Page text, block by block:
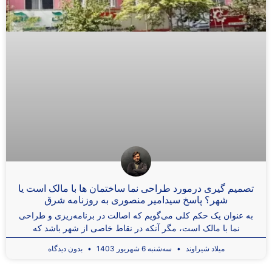
تصمیم گیری درمورد طراحی نما ساختمان ها با مالک است یا
شهر؟ پاسخ سیدامیر منصوری به روزنامه شرق
به عنوان یک حکم کلی می‌گویم که اصالت در برنامه‌ریزی و طراحی
نما با مالک است، مگر آنکه در نقاط خاصی از شهر باشد که
میلاد شیراوند سه‌شنبه 6 شهریور 1403 بدون دیدگاه